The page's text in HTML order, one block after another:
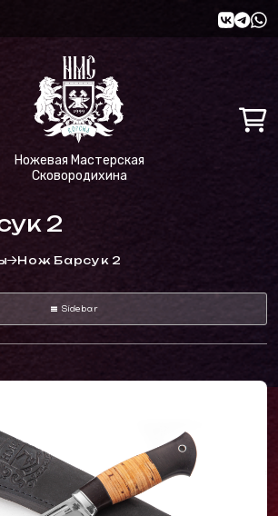
Ножевая Мастерская
Сковородихина
2
Нож Барсук 2
Sidebar